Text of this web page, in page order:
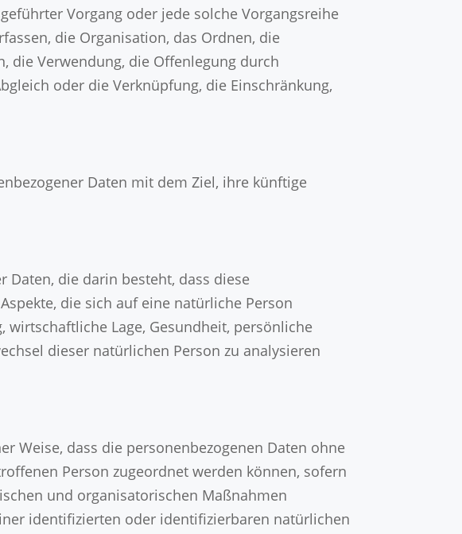
Vorgang oder jede solche Vorgangsreihe
die Organisation, das Ordnen, die
die Verwendung, die Offenlegung durch
oder die Verknüpfung, die Einschränkung,
Daten mit dem Ziel, ihre künftige
Daten, die darin besteht, dass diese
die sich auf eine natürliche Person
wirtschaftliche Lage, Gesundheit, persönliche
dieser natürlichen Person zu analysieren
Weise, dass die personenbezogenen Daten ohne
Person zugeordnet werden können, sofern
und organisatorischen Maßnahmen
identifizierten oder identifizierbaren natürlichen